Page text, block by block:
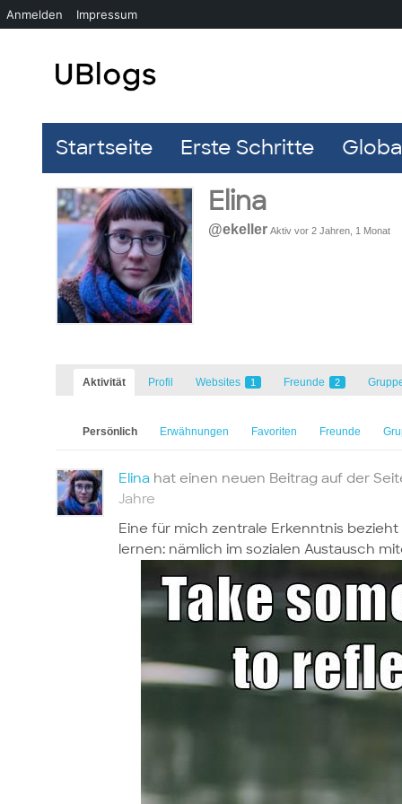
Startseite Erste Schritte
Elina
@ekeller Aktiv vor 2 Jahren, 1 Monat
Aktivität Profil Websites 1 Freunde 2
Persönlich Erwähnungen Favoriten Freunde
Elina hat einen neuen Beitrag auf der
Jahre
Eine für mich zentrale Erkenntnis
lernen: nämlich im sozialen Austausch
Anmelden Impressum